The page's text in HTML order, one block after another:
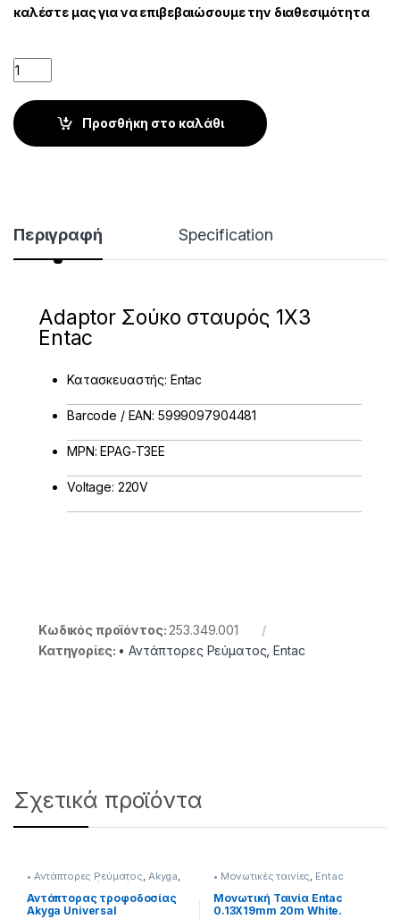
καλέστε μας για να επιβεβαιώσουμε την διαθεσιμότητα
Quantity
Προσθήκη στο καλάθι
Περιγραφή Specification
Adaptor Σούκο σταυρός 1X3
Entac
Κατασκευαστής: Entac
Barcode / EAN: 5999097904481
MPN: EPAG-T3EE
Voltage: 220V
Κωδικός προϊόντος: 253.349.001
Κατηγορίες: • Αντάπτορες Ρεύματος ,Entac
Σχετικά προϊόντα
• Αντάπτορες Ρεύματος Akyga
Ηλεκτρολογικό Υλικό
Αντάπτορας τροφοδοσίας
Akyga Universal
• Μονωτικές ταινίες Entac
Μονωτική Ταινία Entac
0.13Χ19mm 20m White.